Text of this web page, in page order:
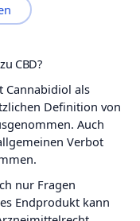
CBD?
Cannabidiol als
Definition von
Auch
Verbot
nur Fragen
Endprodukt kann